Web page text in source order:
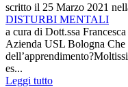
scritto il 25 Marzo 2021
DISTURBI MENTALI
a cura di Dott.ssa
Azienda USL Bologna
es...
Leggi tutto